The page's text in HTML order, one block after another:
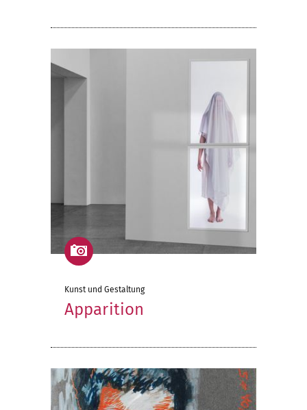
Apparition
Kunst und Gestaltung